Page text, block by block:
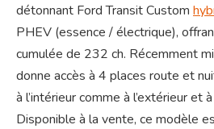
détonnant Ford Transit Custom
PHEV (essence / électrique),
cumulée de 232 ch. Récemment
donne accès à 4 places route et
à l’intérieur comme à l’extérieur et
Disponible à la vente, ce modèle